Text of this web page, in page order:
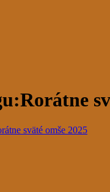
Rorátne
sväté omše 2025